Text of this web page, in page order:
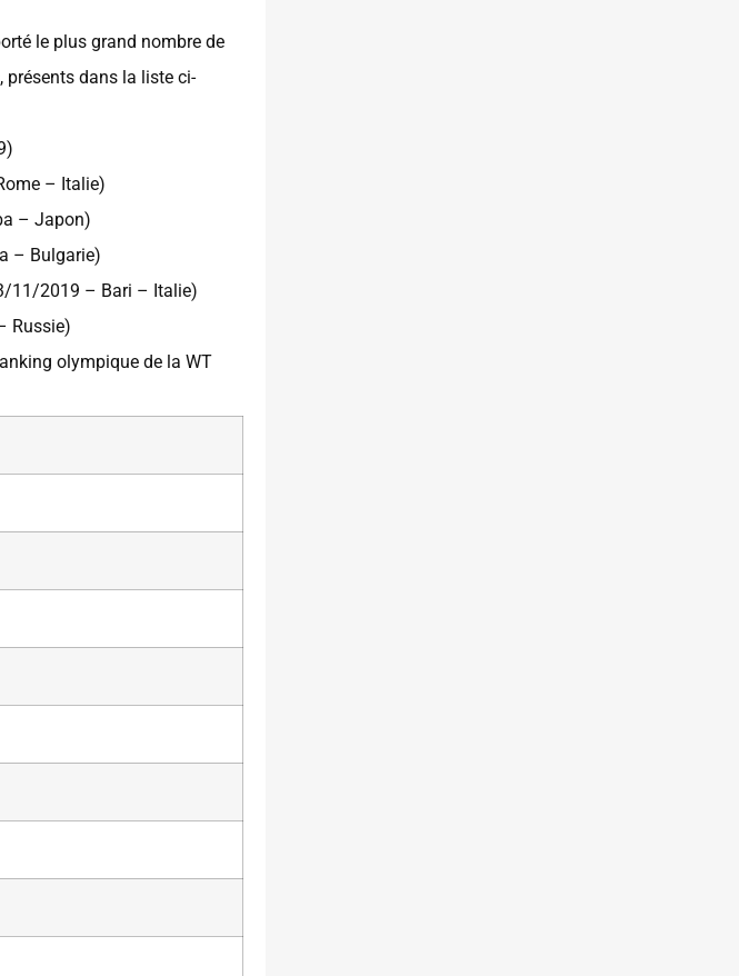
le plus grand nombre de
présents dans la liste ci-
– Italie)
– Japon)
– Bulgarie)
11/2019 – Bari – Italie)
Russie)
olympique de la WT